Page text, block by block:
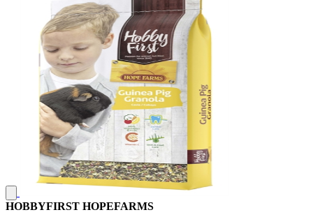
HOBBYFIRST HOPEFARMS